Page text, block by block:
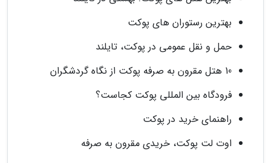
بهترین رستوران های پوکت
حمل و نقل عمومی در پوکت، تایلند
10 هتل مقرون به صرفه پوکت از نگاه گردشگران
فرودگاه بین المللی پوکت کجاست؟
راهنمای خرید در پوکت
اوت لت پوکت، خریدی مقرون به صرفه